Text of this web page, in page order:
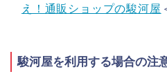
え！通販ショップの駿河屋
駿河屋を利用する場合の注